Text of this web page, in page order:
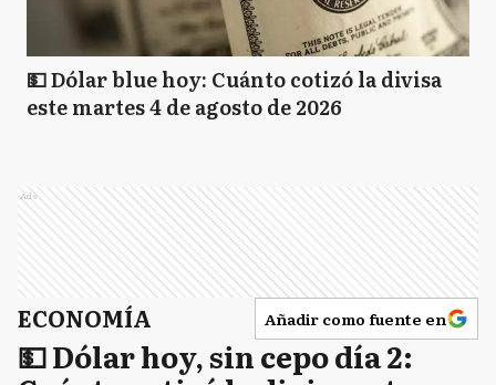
💵 Dólar blue hoy: Cuánto cotizó la divisa
este martes 4 de agosto de 2026
Ads
ECONOMÍA Añadir como fuente en
💵 Dólar hoy, sin cepo día 2: